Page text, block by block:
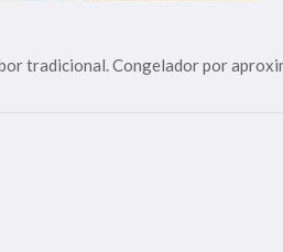
tradicional. Congelador por